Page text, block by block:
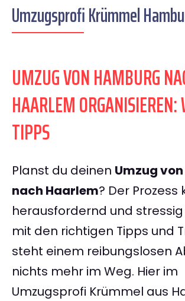
Umzugsprofi Krümmel
UMZUG VON HAMBURG
HAARLEM ORGANISIEREN:
TIPPS
Planst du deinen Umzug
nach Haarlem? Der Prozess
herausfordernd und
mit den richtigen Tipps und
steht einem reibungslosen
nichts mehr im Weg. Hier im
Umzugsprofi Krümmel aus